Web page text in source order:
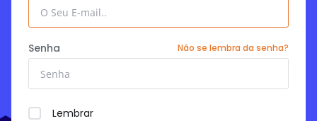
Senha Não se lembra da senha?
Lembrar